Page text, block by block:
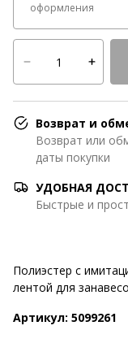
оформления
Возврат и
Возврат или
даты покупки
УДОБНАЯ
Быстрые и
Полиэстер с
лентой для
Артикул: 5099261